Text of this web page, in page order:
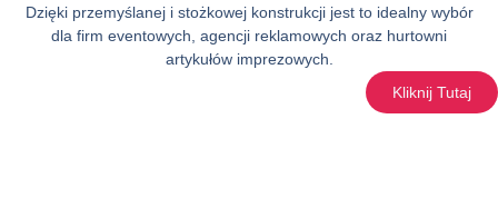
Dzięki przemyślanej i stożkowej konstrukcji jest to idealny wybór
dla firm eventowych, agencji reklamowych oraz hurtowni
artykułów imprezowych.
Kliknij Tutaj